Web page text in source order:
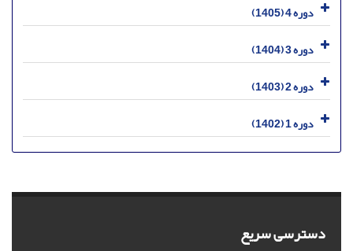
دوره 4 (1405)
دوره 3 (1404)
دوره 2 (1403)
دوره 1 (1402)
دسترسی سریع